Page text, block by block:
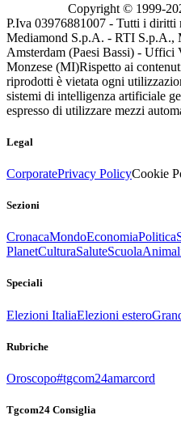
Copyright © 1999-
P.Iva 03976881007 - Tutti i diritti
Mediamond S.p.A. - RTI S.p.A.,
Amsterdam (Paesi Bassi) -
Monzese (MI)Rispetto ai
riprodotti è vietata ogni
sistemi di intelligenza artificiale
espresso di utilizzare mezzi
Legal
CorporatePrivacy PolicyCookie
Sezioni
CronacaMondoEconomiaPolitica
PlanetCulturaSaluteScuola
Speciali
Elezioni ItaliaElezioni estero
Rubriche
Oroscopo#tgcom24amarcord
Tgcom24 Consiglia